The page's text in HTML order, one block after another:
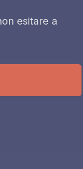
esitare a